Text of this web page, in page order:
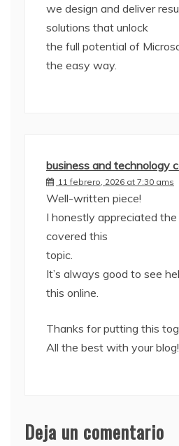
we design and deliver
solutions that unlock
the full potential of
the easy way.
business and technology
11 febrero, 2026 at 7:30 ams
Well-written piece!
I honestly appreciated
covered this
topic.
It’s always good to see
this online.
Thanks for putting this
All the best with your blog!
Deja un comentario